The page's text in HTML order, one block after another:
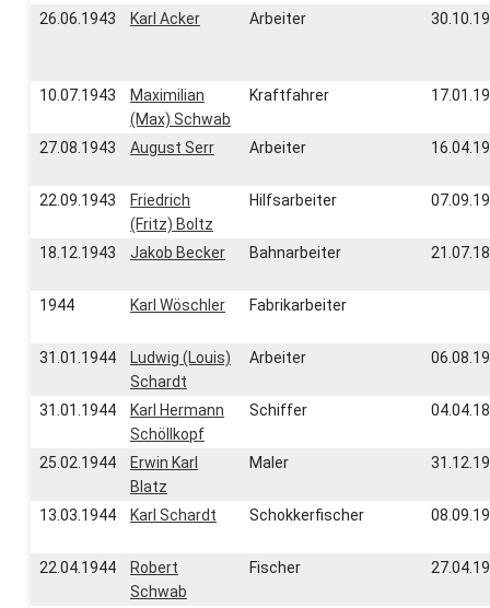
26.06.1943
Karl Acker Arbeiter
10.07.1943
Maximilian
(Max) Schwab
Kraftfahrer
27.08.1943 August Serr Arbeiter
22.09.1943
Friedrich
(Fritz) Boltz
Hilfsarbeiter
18.12.1943 Jakob Becker Bahnarbeiter
1944 Karl Wöschler Fabrikarbeiter
31.01.1944
Ludwig (Louis)
Schardt
Arbeiter
31.01.1944
Karl Hermann
Schöllkopf
Schiffer
25.02.1944
Erwin Karl
Blatz
Maler
13.03.1944 Karl Schardt Schokkerfischer
22.04.1944
Robert
Schwab
Fischer